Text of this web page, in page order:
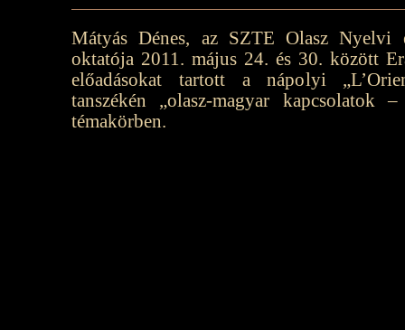
Mátyás Dénes, az SZTE Olasz Nyelvi
oktatója 2011. május 24. és 30. között
előadásokat tartott a nápolyi
tanszékén „olasz-magyar kapcsolatok
témakörben.